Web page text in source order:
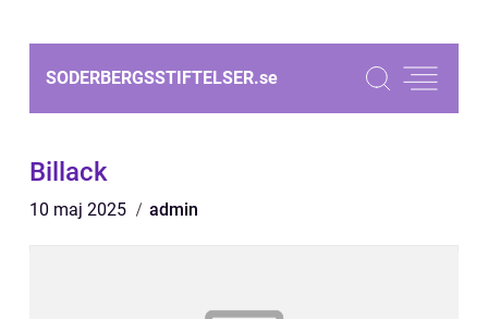
SODERBERGSSTIFTELSER.se
Billack
10 maj 2025 admin